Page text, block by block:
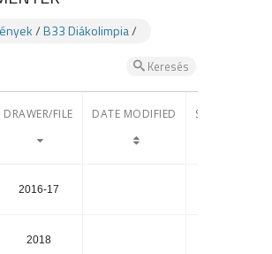
/B33 Diákolimpia/
Keresés
DRAWER/FILE DATE MODIFIED SIZE
2016-17
2018